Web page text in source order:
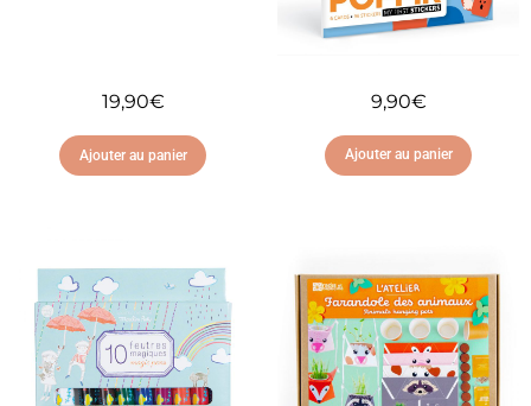
19,90€
Ajouter au panier
Ajouter à ma liste
d'envies
9,90€
Ajouter au panier
Ajouter à ma liste
d'envies